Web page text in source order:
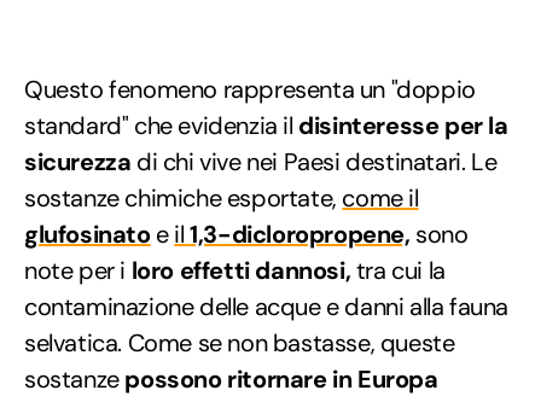
Questo fenomeno rappresenta un "doppio
standard" che evidenzia il disinteresse per la
sicurezza di chi vive nei Paesi destinatari. Le
sostanze chimiche esportate, come il
glufosinatoeil1,3-dicloropropene, sono
note per i loro effetti dannosi,tra cui la
contaminazione delle acque e danni alla fauna
selvatica. Come se non bastasse, queste
sostanzepossono ritornare in Europa